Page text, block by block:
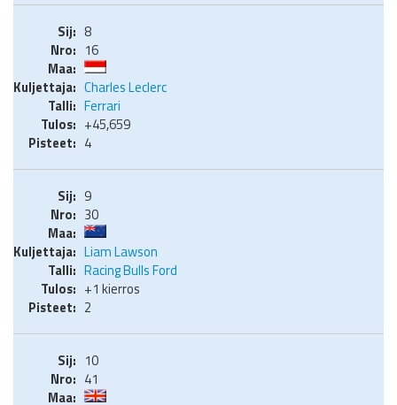
8
16
Charles Leclerc
Ferrari
+45,659
4
9
30
Liam Lawson
Racing Bulls Ford
+1 kierros
2
10
41